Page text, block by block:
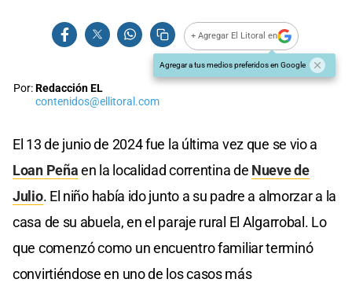
+ Agregar El Litoral en
Agregar a tus medios preferidos en Google
Por:Redacción EL
contenidos@ellitoral.com
El 13 de junio de 2024 fue la última vez que se vio a
Loan Peñaen la localidad correntina de Nueve de
Julio. El niño había ido junto a su padre a almorzar a la
casa de su abuela, en el paraje rural El Algarrobal. Lo
que comenzó como un encuentro familiar terminó
convirtiéndose en uno de los casos más